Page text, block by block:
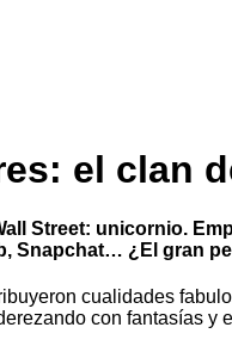
el clan
Street: unicornio.
Snapchat… ¿El gran
cualidades
con fantasías